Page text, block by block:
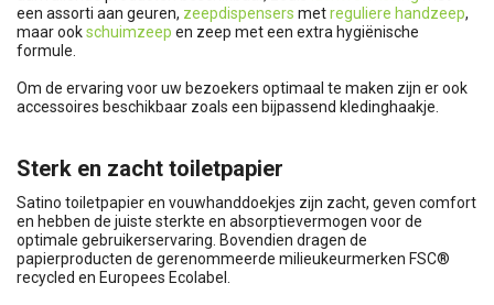
een assorti aan geuren, zeepdispensers metreguliere handzeep,
maar ookschuimzeep en zeep met een extra hygiënische
formule.
Om de ervaring voor uw bezoekers optimaal te maken zijn er ook
accessoires beschikbaar zoals een bijpassend kledinghaakje.
Sterk en zacht toiletpapier
Satino toiletpapier en vouwhanddoekjes zijn zacht, geven comfort
en hebben de juiste sterkte en absorptievermogen voor de
optimale gebruikerservaring. Bovendien dragen de
papierproducten de gerenommeerde milieukeurmerken FSC®
recycled en Europees Ecolabel.